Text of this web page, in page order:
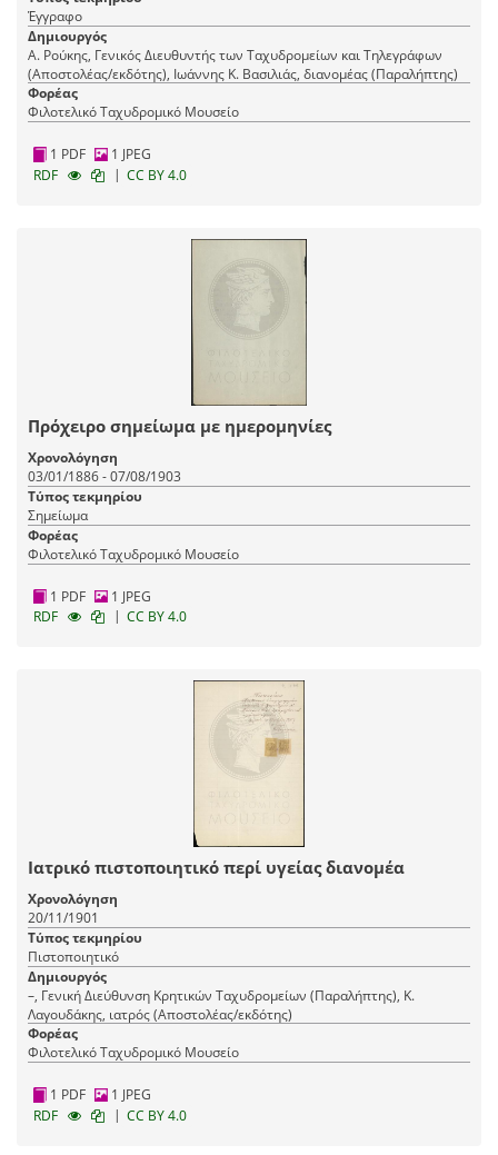
Έγγραφο
Δημιουργός
Α. Ρούκης, Γενικός Διευθυντής των Ταχυδρομείων και Τηλεγράφων
(Αποστολέας/εκδότης), Ιωάννης Κ. Βασιλιάς, διανομέας (Παραλήπτης)
Φορέας
Φιλοτελικό Ταχυδρομικό Μουσείο
1 PDF
1 JPEG
RDF
| CC BY 4.0
Πρόχειρο σημείωμα με ημερομηνίες
Χρονολόγηση
03/01/1886 - 07/08/1903
Τύπος τεκμηρίου
Σημείωμα
Φορέας
Φιλοτελικό Ταχυδρομικό Μουσείο
1 PDF
1 JPEG
RDF
| CC BY 4.0
Ιατρικό πιστοποιητικό περί υγείας διανομέα
Χρονολόγηση
20/11/1901
Τύπος τεκμηρίου
Πιστοποιητικό
Δημιουργός
–, Γενική Διεύθυνση Κρητικών Tαχυδρομείων (Παραλήπτης), Κ.
Λαγουδάκης, ιατρός (Αποστολέας/εκδότης)
Φορέας
Φιλοτελικό Ταχυδρομικό Μουσείο
1 PDF
1 JPEG
RDF
| CC BY 4.0